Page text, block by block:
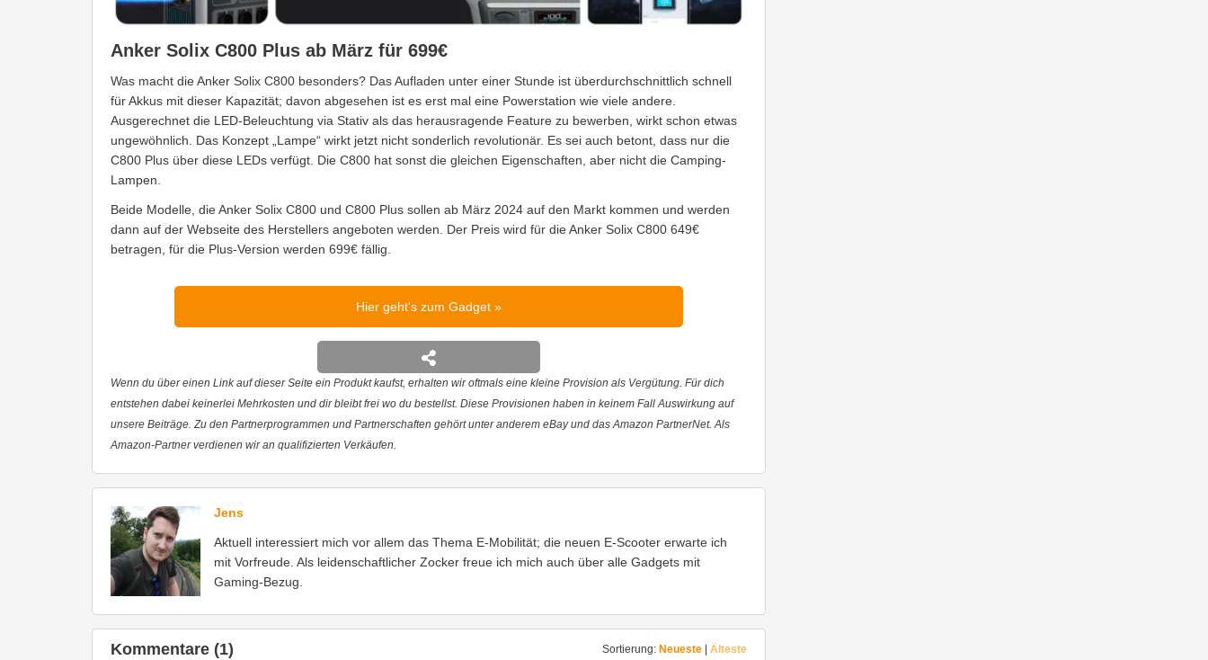
Anker Solix C800 Plus ab März für 699€
Was macht die Anker Solix C800 besonders? Das Aufladen unter einer Stunde ist überdurchschnittlich schnell
für Akkus mit dieser Kapazität; davon abgesehen ist es erst mal eine Powerstation wie viele andere.
Ausgerechnet die LED-Beleuchtung via Stativ als das herausragende Feature zu bewerben, wirkt schon etwas
ungewöhnlich. Das Konzept „Lampe“ wirkt jetzt nicht sonderlich revolutionär. Es sei auch betont, dass nur die
C800 Plus über diese LEDs verfügt. Die C800 hat sonst die gleichen Eigenschaften, aber nicht die Camping-
Lampen.
Beide Modelle, die Anker Solix C800 und C800 Plus sollen ab März 2024 auf den Markt kommen und werden
dann auf der Webseite des Herstellers angeboten werden. Der Preis wird für die Anker Solix C800 649€
betragen, für die Plus-Version werden 699€ fällig.
Hier geht's zum Gadget
Wenn du über einen Link auf dieser Seite ein Produkt kaufst, erhalten wir oftmals eine kleine Provision als Vergütung. Für dich
entstehen dabei keinerlei Mehrkosten und dir bleibt frei wo du bestellst. Diese Provisionen haben in keinem Fall Auswirkung auf
unsere Beiträge. Zu den Partnerprogrammen und Partnerschaften gehört unter anderem eBay und das Amazon PartnerNet. Als
Amazon-Partner verdienen wir an qualifizierten Verkäufen.
Jens
Aktuell interessiert mich vor allem das Thema E-Mobilität; die neuen E-Scooter erwarte ich
mit Vorfreude. Als leidenschaftlicher Zocker freue ich mich auch über alle Gadgets mit
Gaming-Bezug.
Sortierung: Neueste Älteste
Kommentare (1)